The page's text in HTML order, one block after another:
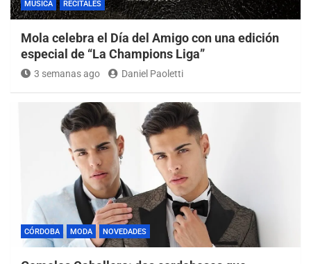
MÚSICA RECITALES
Mola celebra el Día del Amigo con una edición
especial de “La Champions Liga”
3 semanas ago Daniel Paoletti
CÓRDOBA MODA NOVEDADES